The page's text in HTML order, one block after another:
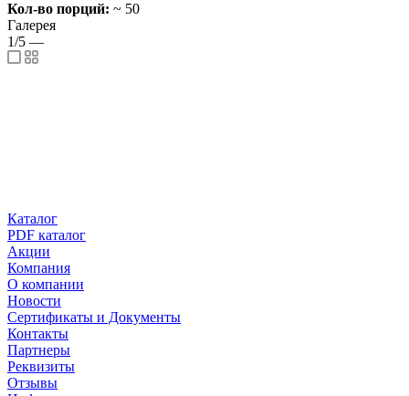
Кол-во порций: ~ 50
Галерея
1/5 —
Каталог
PDF каталог
Акции
Компания
О компании
Новости
Сертификаты и Документы
Контакты
Партнеры
Реквизиты
Отзывы